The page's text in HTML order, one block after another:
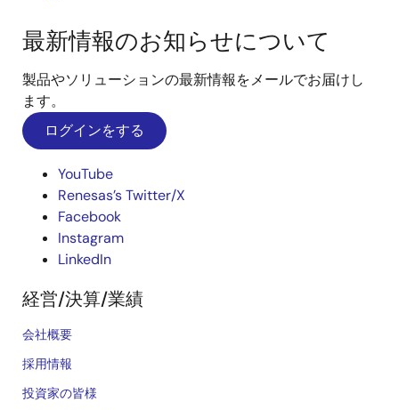
最新情報のお知らせについて
製品やソリューションの最新情報をメールでお届けし
ます。
ログインをする
YouTube
Renesas’s Twitter/X
Facebook
Instagram
LinkedIn
経営/決算/業績
会社概要
採用情報
投資家の皆様